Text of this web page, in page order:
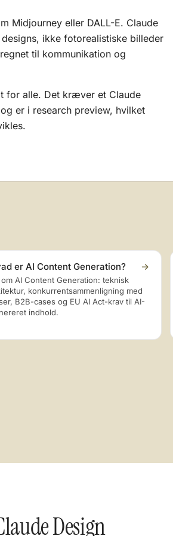
Midjourney eller DALL-E. Claude
ikke fotorealistiske billeder
til kommunikation og
for alle. Det kræver et Claude
er i research preview, hvilket
er AI Content Generation? →
AI Content Generation: teknisk
konkurrentsammenligning med
B2B-cases og EU AI Act-krav til AI-
indhold.
Design